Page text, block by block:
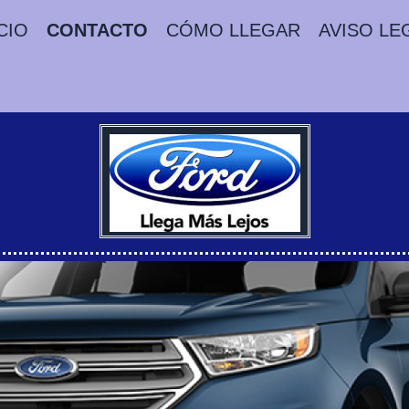
CONTACTO CÓMO LLEGAR AVISO